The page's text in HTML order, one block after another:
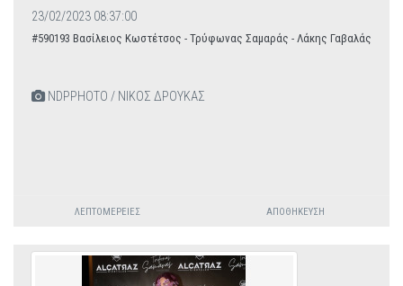
23/02/2023 08:37:00
#590193 Βασίλειος Κωστέτσος - Τρύφωνας Σαμαράς - Λάκης Γαβαλάς
NDPPHOTO / ΝΙΚΟΣ ΔΡΟΥΚΑΣ
ΛΕΠΤΟΜΈΡΕΙΕΣ ΑΠΟΘΉΚΕΥΣΗ